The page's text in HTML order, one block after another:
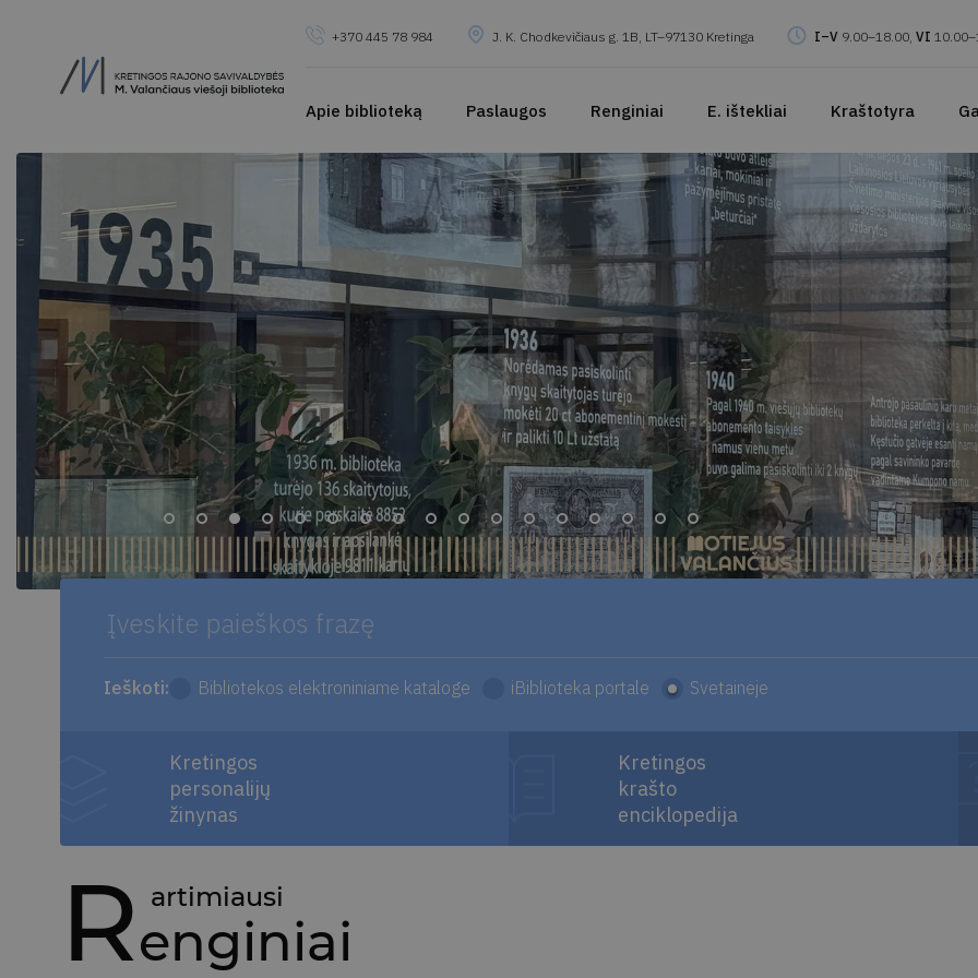
+370 445 78 984 J. K. Chodkevičiaus g. 1B, LT–97130 Kretinga I–V 9.00–18.00, VI
Apie biblioteką Paslaugos Renginiai E. ištekliai Kraštotyra
Ieškoti: Bibliotekos elektroniniame kataloge iBiblioteka portale Svetainėje
Kretingos
personalijų
žinynas
Kretingos
krašto
enciklopedija
Renginiai
artimiausi